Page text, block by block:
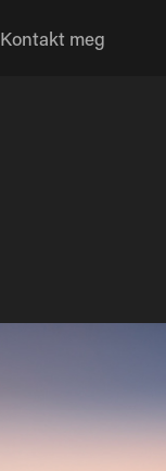
Kontakt meg